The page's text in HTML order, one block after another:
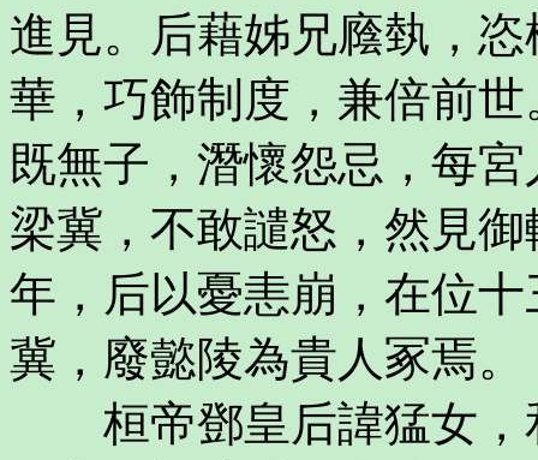
進見。后藉姊兄廕埶，
華，巧飾制度，兼倍前
既無子，潛懷怨忌，每
梁冀，不敢譴怒，然見
年，后以憂恚崩，在位
冀，廢懿陵為貴人冢焉。
桓帝鄧皇后諱猛女，